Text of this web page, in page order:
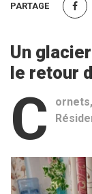
PARTAGE
Un
le retour
C